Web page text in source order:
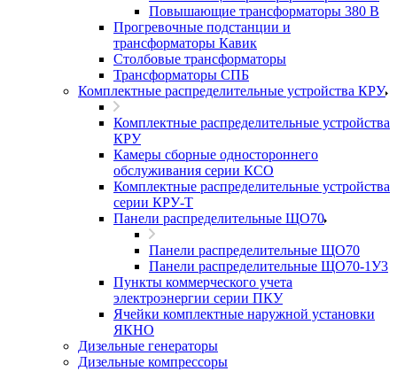
Повышающие трансформаторы 380 В
Прогревочные подстанции и
трансформаторы Кавик
Столбовые трансформаторы
Трансформаторы СПБ
Комплектные распределительные устройства КРУ
Комплектные распределительные устройства
КРУ
Камеры сборные одностороннего
обслуживания серии КСО
Комплектные распределительные устройства
серии КРУ-Т
Панели распределительные ЩО70
Панели распределительные ЩО70
Панели распределительные ЩО70-1У3
Пункты коммерческого учета
электроэнергии серии ПКУ
Ячейки комплектные наружной установки
ЯКНО
Дизельные генераторы
Дизельные компрессоры